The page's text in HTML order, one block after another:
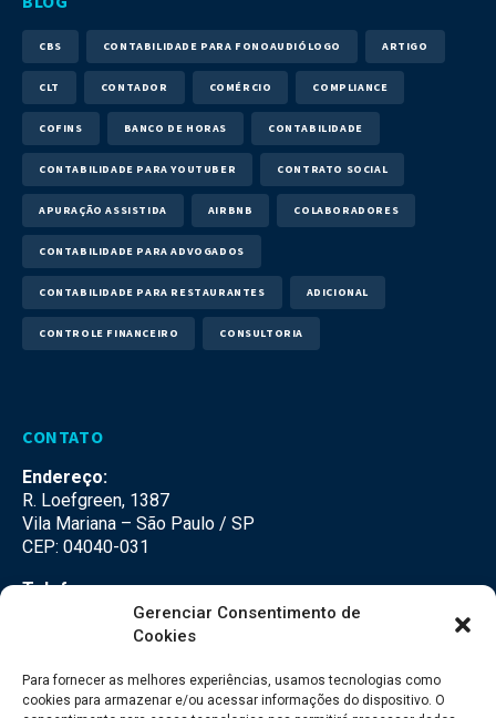
Gerenciar Consentimento de
Cookies
Para fornecer as melhores experiências, usamos tecnologias como
cookies para armazenar e/ou acessar informações do dispositivo. O
CBS CONTABILIDADE PARA FONOAUDIÓLOGO ARTIGO
CLT CONTADOR COMÉRCIO COMPLIANCE
COFINS BANCO DE HORAS CONTABILIDADE
CONTABILIDADE PARA YOUTUBER CONTRATO SOCIAL
APURAÇÃO ASSISTIDA AIRBNB COLABORADORES
CONTABILIDADE PARA ADVOGADOS
CONTABILIDADE PARA RESTAURANTES ADICIONAL
CONTROLE FINANCEIRO CONSULTORIA
CONTATO
Endereço:
R. Loefgreen, 1387
Vila Mariana – São Paulo / SP
CEP: 04040-031
Telefone:
(11) 3500-3500
falecom@seteco.com.br